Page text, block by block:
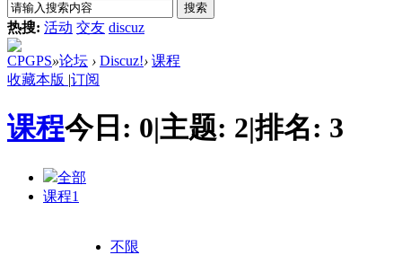
搜索
热搜: 活动 交友 discuz
CPGPS»论坛 › Discuz!› 课程
收藏本版 |订阅
课程今日: 0|主题: 2|排名: 3
全部
课程1
不限